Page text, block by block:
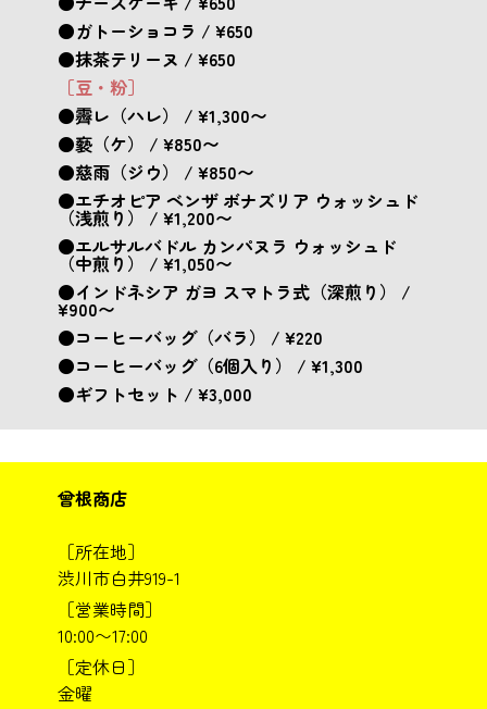
●ガトーショコラ / ¥650
●抹茶テリーヌ / ¥650
［豆・粉］
●霽レ（ハレ） / ¥1,300〜
●褻（ケ） / ¥850〜
●慈雨（ジウ） / ¥850〜
●エチオピア ベンザ ボナズリア ウォッシュド
（浅煎り） / ¥1,200〜
●エルサルバドル カンパヌラ ウォッシュド
（中煎り） / ¥1,050〜
●インドネシア ガヨ スマトラ式（深煎り） /
¥900〜
●コーヒーバッグ（バラ） / ¥220
●コーヒーバッグ（6個入り） / ¥1,300
●ギフトセット / ¥3,000
曾根商店
［所在地］
渋川市白井919-1
［営業時間］
10:00〜17:00
［定休日］
金曜